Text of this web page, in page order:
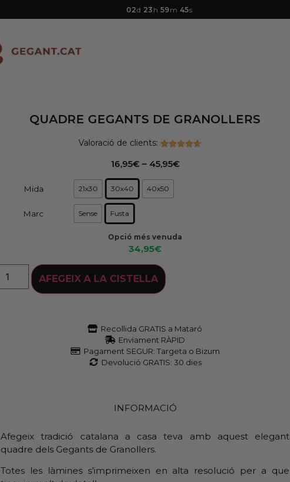
02d 23 h 59 m 44s
QUADRE GEGANTS DE GRANOLLERS
Valoració de clients:
16,95€ – 45,95€
Mida 21x30 30x40 40x50
Marc Sense Fusta
Opció més venuda
34,95€
AFEGEIX A LA CISTELLA
Recollida GRATIS a Mataró
Enviament RÀPID
Pagament SEGUR: Targeta o Bizum
Devolució GRATIS: 30 dies
INFORMACIÓ
Afegeix tradició catalana a casa teva amb aquest elegant
quadre dels Gegants de Granollers.
Totes les làmines s’imprimeixen en alta resolució per a que